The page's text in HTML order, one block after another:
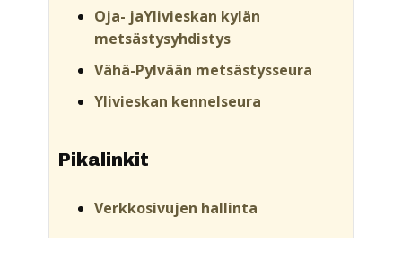
Oja- jaYlivieskan kylän
metsästysyhdistys
Vähä-Pylvään metsästysseura
Ylivieskan kennelseura
Pikalinkit
Verkkosivujen hallinta